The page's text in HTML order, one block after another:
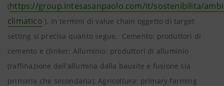
(https://group.intesasanpaolo.com/it/sostenibilita/
climatico ). In termini di value chain oggetto di target
setting si precisa quanto segue. Cemento: produttori di
cemento e clinker; Alluminio: produttori di alluminio
(raffinazione dell’allumina dalla bauxite e fusione sia
primaria che secondaria); Agricoltura: primary farming